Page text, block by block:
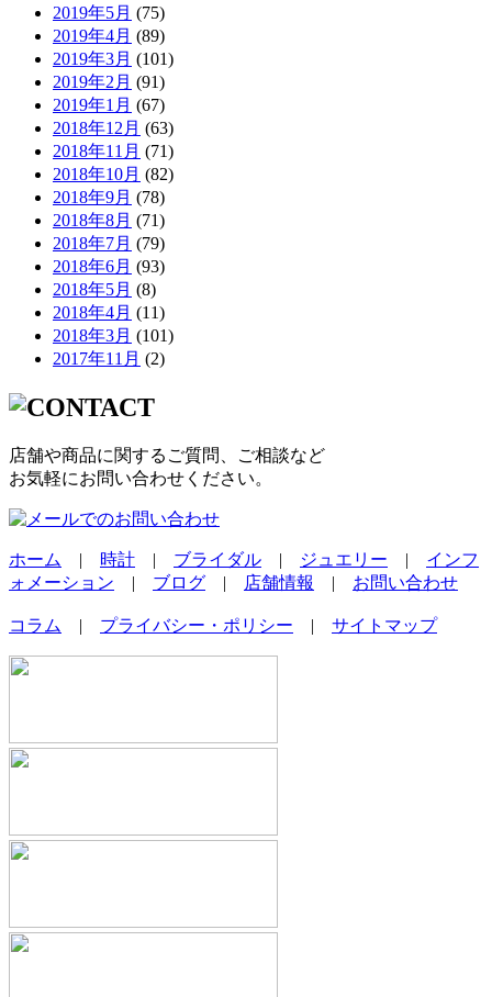
2019年5月 (75)
2019年4月 (89)
2019年3月 (101)
2019年2月 (91)
2019年1月 (67)
2018年12月 (63)
2018年11月 (71)
2018年10月 (82)
2018年9月 (78)
2018年8月 (71)
2018年7月 (79)
2018年6月 (93)
2018年5月 (8)
2018年4月 (11)
2018年3月 (101)
2017年11月 (2)
店舗や商品に関するご質問、ご相談など
お気軽にお問い合わせください。
ホーム | 時計 | ブライダル | ジュエリー | インフ
ォメーション | ブログ | 店舗情報 | お問い合わせ
コラム | プライバシー・ポリシー | サイトマップ